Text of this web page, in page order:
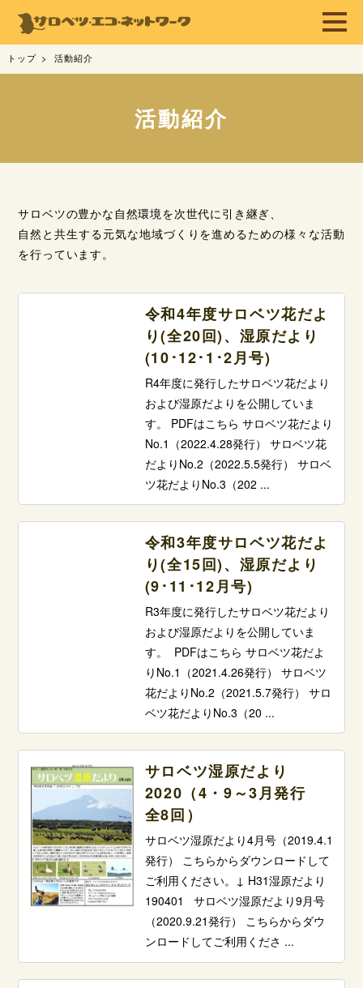
トップ 活動紹介
活動紹介
サロベツの豊かな自然環境を次世代に引き継ぎ、
自然と共生する元気な地域づくりを進めるための様々な活動
を行っています。
令和4年度サロベツ花だよ
り(全20回)、湿原だより
(10･12･1･2月号)
R4年度に発行したサロベツ花だより
および湿原だよりを公開していま
す。 PDFはこちら サロベツ花だより
No.1（2022.4.28発行） サロベツ花
だよりNo.2（2022.5.5発行） サロベ
ツ花だよりNo.3（202 ...
令和3年度サロベツ花だよ
り(全15回)、湿原だより
(9･11･12月号)
R3年度に発行したサロベツ花だより
および湿原だよりを公開していま
す。 PDFはこちら サロベツ花だよ
りNo.1（2021.4.26発行） サロベツ
花だよりNo.2（2021.5.7発行） サロ
ベツ花だよりNo.3（20 ...
サロベツ湿原だより
2020（4・9～3月発行
全8回）
サロベツ湿原だより4月号（2019.4.1
発行） こちらからダウンロードして
ご利用ください。↓ H31湿原だより
190401 サロベツ湿原だより9月号
（2020.9.21発行） こちらからダウ
ンロードしてご利用くださ ...